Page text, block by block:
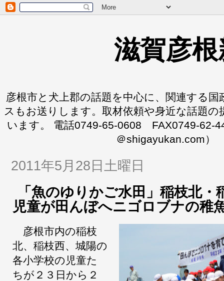
滋賀彦根
彦根市と犬上郡の話題を中心に、関連する国
スもお送りします。取材依頼や身近な話題
います。 電話0749-65-0608 FAX0749-62-
＠shigayukan.com）
2011年5月28日土曜日
「魚のゆりかご水田」稲枝北・
児童が田んぼへニゴロブナの稚
彦根市内の稲枝
北、稲枝西、城陽の
各小学校の児童た
ちが２３日から２